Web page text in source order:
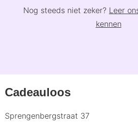
Nog steeds niet zeker? Leer
kennen
Cadeauloos
Sprengenbergstraat 37